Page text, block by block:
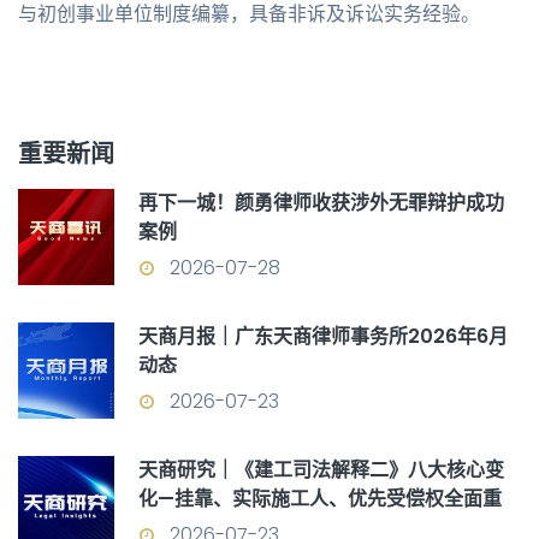
与初创事业单位制度编纂，具备非诉及诉讼实务经验。
重要新闻
再下一城！颜勇律师收获涉外无罪辩护成功
案例
2026-07-28
天商月报｜广东天商律师事务所2026年6月
动态
2026-07-23
天商研究｜《建工司法解释二》八大核心变
化—挂靠、实际施工人、优先受偿权全面重
构